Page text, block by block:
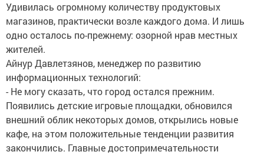
Удивилась огромному количеству продуктовых
магазинов, практически возле каждого дома. И лишь
одно осталось по-прежнему: озорной нрав местных
жителей.
Айнур Давлетзянов, менеджер по развитию
информационных технологий:
- Не могу сказать, что город остался прежним.
Появились детские игровые площадки, обновился
внешний облик некоторых домов, открылись новые
кафе, на этом положительные тенденции развития
закончились. Главные достопримечательности